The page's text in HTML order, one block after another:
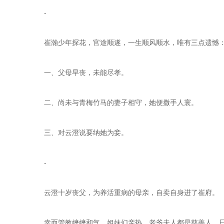
-
崔瀚少年探花，官途顺遂，一生顺风顺水，唯有三点遗憾：
一、父母早丧，未能尽孝。
二、尚未与青梅竹马的妻子相守，她便撒手人寰。
三、对云澄说要纳她为妾。
-
云澄十岁丧父，为养活重病的母亲，自卖自身进了崔府。